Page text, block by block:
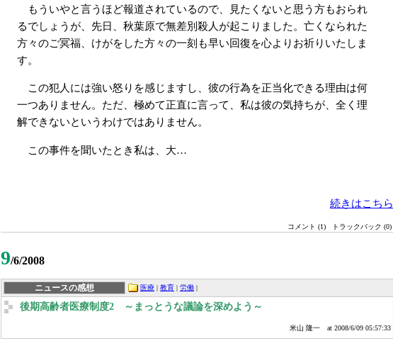
もういやと言うほど報道されているので、見たくないと思う方もおられ
るでしょうが、先日、秋葉原で無差別殺人が起こりました。亡くなられた
方々のご冥福、けがをした方々の一刻も早い回復を心よりお祈りいたしま
す。
この犯人には強い怒りを感じますし、彼の行為を正当化できる理由は何
一つありません。ただ、極めて正直に言って、私は彼の気持ちが、全く理
解できないというわけではありません。
この事件を聞いたとき私は、大…
続きはこちら
コメント (1) トラックバック (0)
9/6/2008
ニュースの感想 医療 | 教育 | 労働 |
後期高齢者医療制度2 ～まっとうな議論を深めよう～
米山 隆一 at 2008/6/09 05:57:33